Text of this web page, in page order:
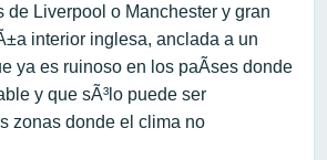
de Liverpool o Manchester y gran
interior inglesa, anclada a un
ya es ruinoso en los paÃ­ses donde
y que sÃ³lo puede ser
zonas donde el clima no